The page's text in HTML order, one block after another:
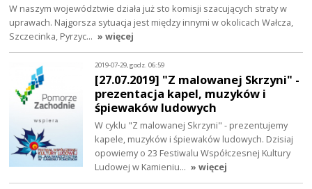
W naszym województwie działa już sto komisji szacujących straty w
uprawach. Najgorsza sytuacja jest między innymi w okolicach Wałcza,
Szczecinka, Pyrzyc… » więcej
2019-07-29, godz. 06:59
[27.07.2019] "Z malowanej Skrzyni" -
prezentacja kapel, muzyków i
śpiewaków ludowych
W cyklu "Z malowanej Skrzyni" - prezentujemy
kapele, muzyków i śpiewaków ludowych. Dzisiaj
opowiemy o 23 Festiwalu Współczesnej Kultury
Ludowej w Kamieniu… » więcej